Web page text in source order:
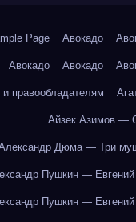
Page Авокадо
Авокадо Авокадо
правообладателям
Айзек Азимов —
Дюма — Три
Пушкин — Евгений
Пушкин — Евгений